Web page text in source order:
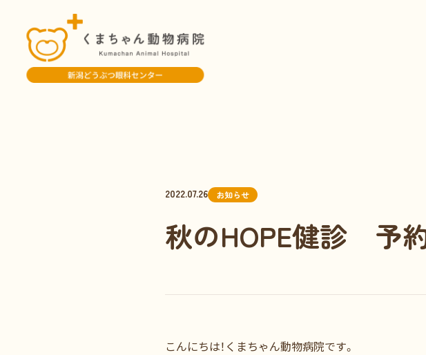
2022.07.26 お知らせ
秋のHOPE健診 予
こんにちは！くまちゃん動物病院です。